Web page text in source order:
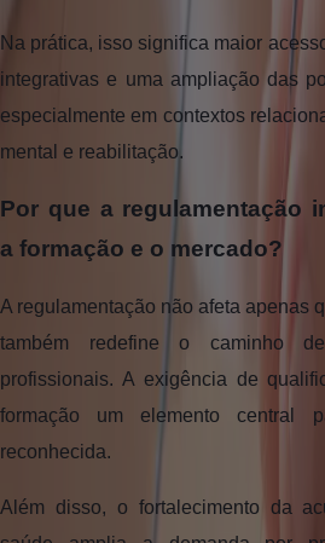
Na prática, isso significa maior
integrativas e uma ampliação das
especialmente em contextos
mental e reabilitação.
Por que a regulamentação
a formação e o mercado?
A regulamentação não afeta apenas
também redefine o caminho
profissionais. A exigência de
formação um elemento central
reconhecida.
Além disso, o fortalecimento da